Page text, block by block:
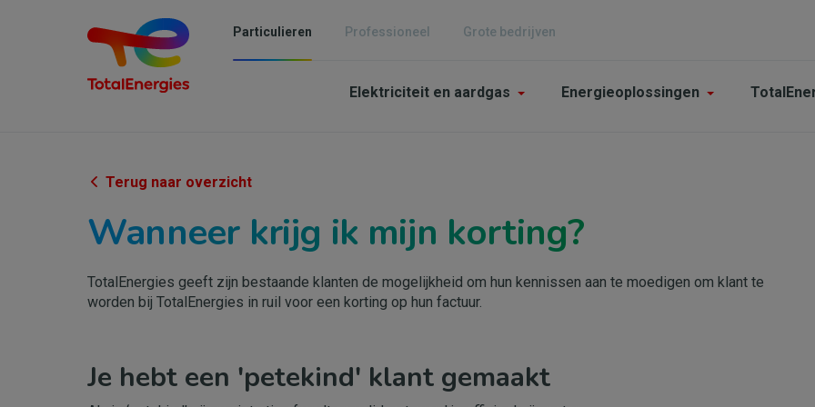
Particulieren Professioneel Grote bedrijven
Main
Elektriciteit en aardgas Energieoplossingen
Terug naar overzicht
Wanneer krijg ik mijn korting?
TotalEnergies geeft zijn bestaande klanten de mogelijkheid om hun kennissen aan te moedigen om klant te
worden bij TotalEnergies in ruil voor een korting op hun factuur.
Je hebt een 'petekind' klant gemaakt